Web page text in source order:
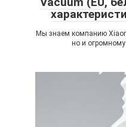
Мы знаем компанию
но и